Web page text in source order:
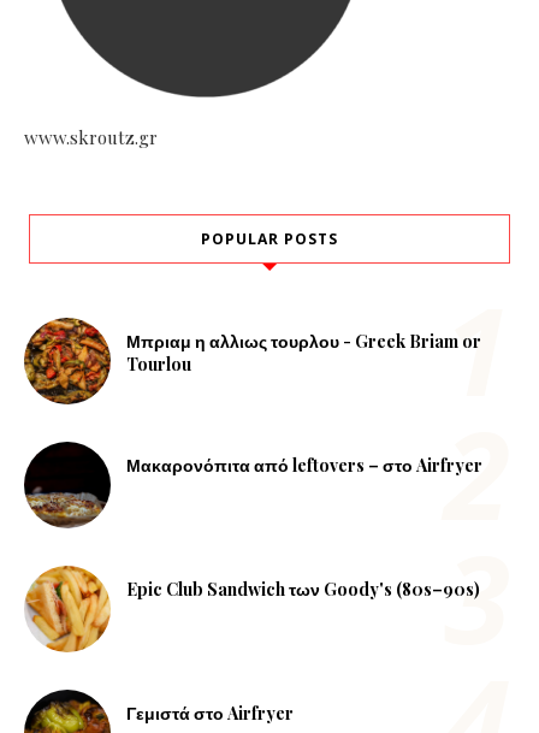
www.skroutz.gr
POPULAR POSTS
Μπριαμ η αλλιως τουρλου - Greek Briam or
Tourlou
Μακαρονόπιτα από leftovers – στο Airfryer
Epic Club Sandwich των Goody's (80s–90s)
Γεμιστά στο Airfryer